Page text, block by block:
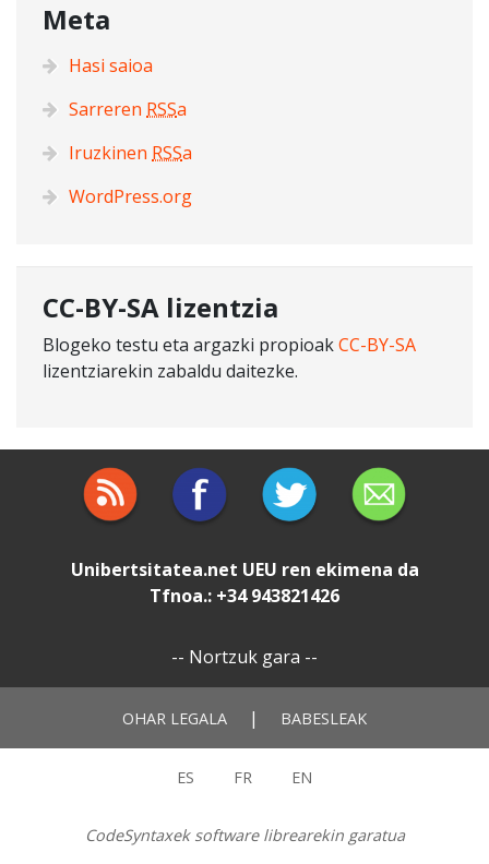
Meta
Hasi saioa
Sarreren RSSa
Iruzkinen RSSa
WordPress.org
CC-BY-SA lizentzia
Blogeko testu eta argazki propioakCC-BY-SA
lizentziarekin zabaldu daitezke.
Unibertsitatea.net UEU ren ekimena da
Tfnoa.: +34 943821426
-- Nortzuk gara --
OHAR LEGALA | BABESLEAK
ES FR EN
CodeSyntaxek software librearekin garatua